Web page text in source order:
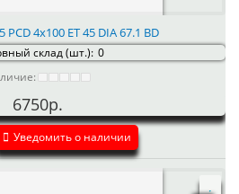
PCD 4x100 ET 45 DIA 67.1 BD
склад (шт.): 0
6750р.
Уведомить о наличии